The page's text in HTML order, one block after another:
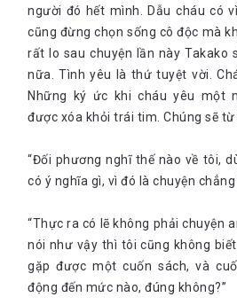
người đó hết mình. Dẫu cháu có
cũng đừng chọn sống cô độc mà
rất lo sau chuyện lần này Takako
nữa. Tình yêu là thứ tuyệt vời.
Những ký ức khi cháu yêu một
được xóa khỏi trái tim. Chúng sẽ
“Đối phương nghĩ thế nào về tôi,
có ý nghĩa gì, vì đó là chuyện chẳng
“Thực ra có lẽ không phải chuyện
nói như vậy thì tôi cũng không
gặp được một cuốn sách, và
động đến mức nào, đúng không?”